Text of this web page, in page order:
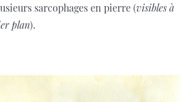
sarcophages en pierre (visibles à
plan).